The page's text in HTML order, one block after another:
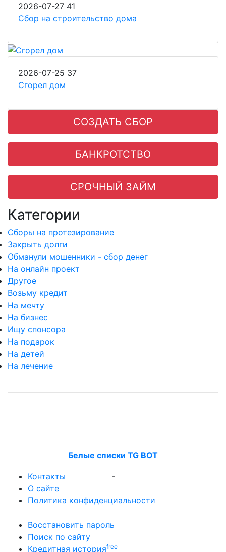
2026-07-27 41
Сбор на строительство дома
2026-07-25 37
Сгорел дом
СОЗДАТЬ СБОР
БАНКРОТСТВО
СРОЧНЫЙ ЗАЙМ
Категории
Сборы на протезирование
Закрыть долги
Обманули мошенники - сбор денег
На онлайн проект
Другое
Возьму кредит
На мечту
На бизнес
Ищу спонсора
На подарок
На детей
На лечение
Белые списки TG BOT
-
Контакты
О сайте
Политика конфиденциальности
Восстановить пароль
Поиск по сайту
Кредитная историяfree